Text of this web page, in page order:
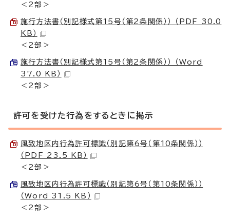
＜2部＞
施行方法書（別記様式第15号（第2条関係）） （PDF 30.0
KB）
＜2部＞
施行方法書（別記様式第15号（第2条関係）） （Word
37.0 KB）
＜2部＞
許可を受けた行為をするときに掲示
風致地区内行為許可標識（別記第6号（第10条関係））
（PDF 23.5 KB）
＜2部＞
風致地区内行為許可標識（別記第6号（第10条関係））
（Word 31.5 KB）
＜2部＞